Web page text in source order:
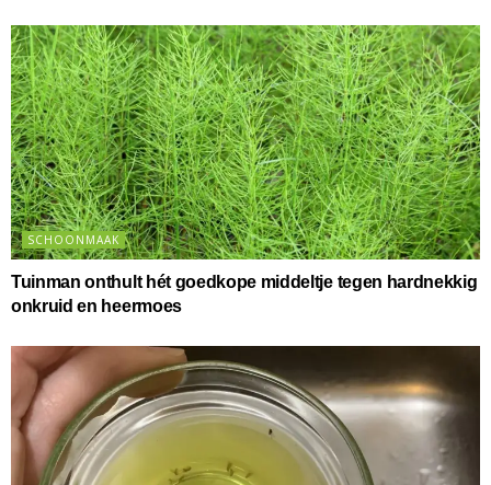
SCHOONMAAK
Tuinman onthult hét goedkope middeltje tegen hardnekkig
onkruid en heermoes